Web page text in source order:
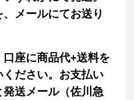
メールにてお送り
口座に商品代+送料を
ださい。お支払い
送メール（佐川急